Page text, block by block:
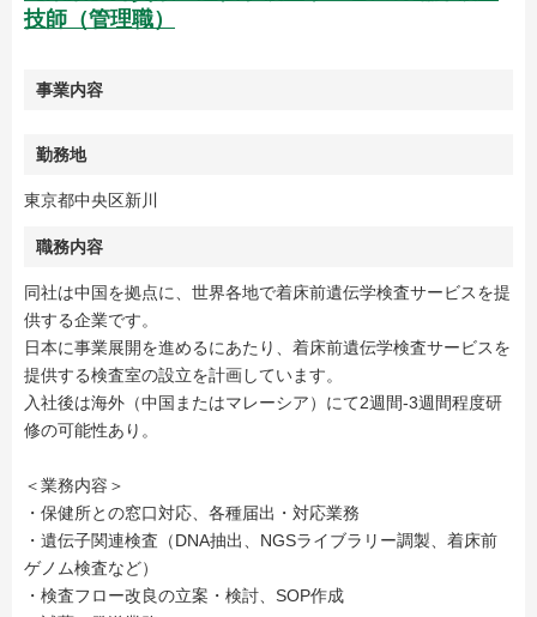
技師（管理職）
事業内容
勤務地
東京都中央区新川
職務内容
同社は中国を拠点に、世界各地で着床前遺伝学検査サービスを提
供する企業です。
日本に事業展開を進めるにあたり、着床前遺伝学検査サービスを
提供する検査室の設立を計画しています。
入社後は海外（中国またはマレーシア）にて2週間-3週間程度研
修の可能性あり。
＜業務内容＞
・保健所との窓口対応、各種届出・対応業務
・遺伝子関連検査（DNA抽出、NGSライブラリー調製、着床前
ゲノム検査など）
・検査フロー改良の立案・検討、SOP作成